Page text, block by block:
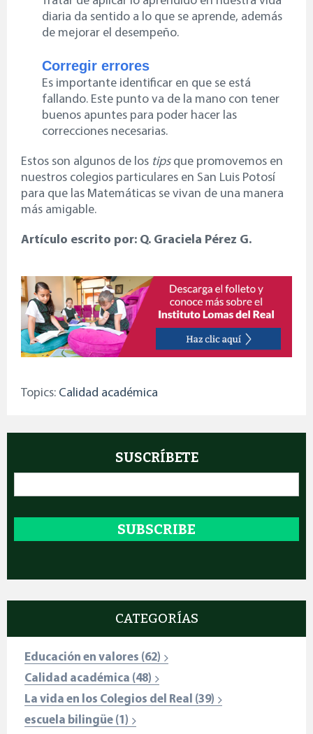
diaria da sentido a lo que se aprende, además
de mejorar el desempeño.
Corregir errores
Es importante identificar en que se está
fallando. Este punto va de la mano con tener
buenos apuntes para poder hacer las
correcciones necesarias.
Estos son algunos de los tipsque promovemos en
nuestros colegios particulares en San Luis Potosí
para que las Matemáticas se vivan de una manera
más amigable.
Artículo escrito por: Q. Graciela Pérez G.
Topics: Calidad académica
SUSCRÍBETE
CATEGORÍAS
Educación en valores (62)
Calidad académica (48)
La vida en los Colegios del Real (39)
escuela bilingüe (1)